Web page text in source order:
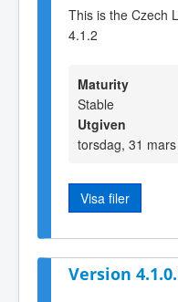
This is the Czech
4.1.2
Maturity
Stable
Utgiven
torsdag, 31
Visa filer
Version